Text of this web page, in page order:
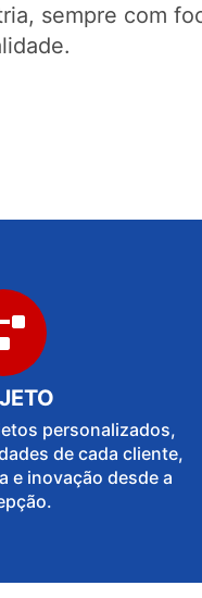
sempre com
personalizados,
de cada cliente,
e inovação desde a